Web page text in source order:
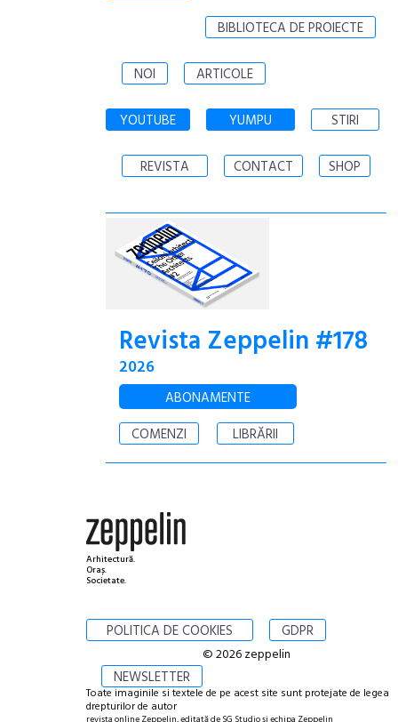
BIBLIOTECA DE PROIECTE
NOI ARTICOLE
YOUTUBE YUMPU STIRI
REVISTA CONTACT SHOP
Revista Zeppelin #178
2026
ABONAMENTE
COMENZI
LIBRĂRII
Arhitectură.
Oraș.
Societate.
POLITICA DE COOKIES GDPR
NEWSLETTER
© 2026 zeppelin
Toate imaginile si textele de pe acest site sunt protejate de legea
drepturilor de autor